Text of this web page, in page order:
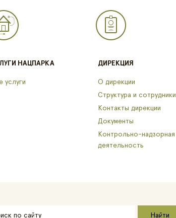
НАЦПАРКА
услуги
ДИРЕКЦИЯ
О дирекции
Структура и сотрудники
Контакты дирекции
Документы
Контрольно-надзорная
деятельность